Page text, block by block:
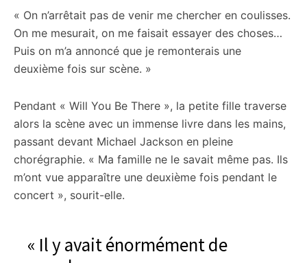
« On n’arrêtait pas de venir me chercher en coulisses.
On me mesurait, on me faisait essayer des choses…
Puis on m’a annoncé que je remonterais une
deuxième fois sur scène. »
Pendant « Will You Be There », la petite fille traverse
alors la scène avec un immense livre dans les mains,
passant devant Michael Jackson en pleine
chorégraphie. « Ma famille ne le savait même pas. Ils
m’ont vue apparaître une deuxième fois pendant le
concert », sourit-elle.
« Il y avait énormément de